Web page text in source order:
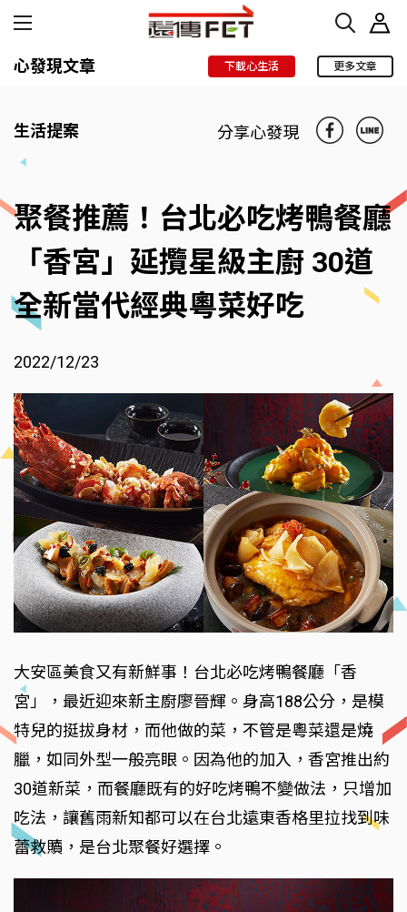
心發現文章 下載心生活 更多文章
生活提案 分享心發現
聚餐推薦！台北必吃烤鴨餐廳
「香宮」延攬星級主廚 30道
全新當代經典粵菜好吃
2022/12/23
大安區美食又有新鮮事！台北必吃烤鴨餐廳「香
宮」，最近迎來新主廚廖晉輝。身高188公分，是模
特兒的挺拔身材，而他做的菜，不管是粵菜還是燒
臘，如同外型一般亮眼。因為他的加入，香宮推出約
30道新菜，而餐廳既有的好吃烤鴨不變做法，只增加
吃法，讓舊雨新知都可以在台北遠東香格里拉找到味
蕾救贖，是台北聚餐好選擇。